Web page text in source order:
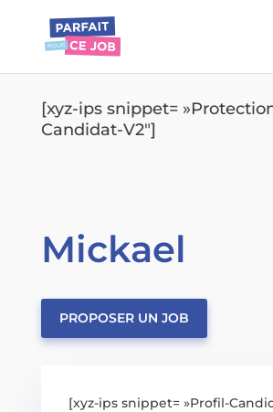
[xyz-ips snippet=
Candidat-V2″]
Mickael
PROPOSER UN JOB
[xyz-ips snippet= »Profil-